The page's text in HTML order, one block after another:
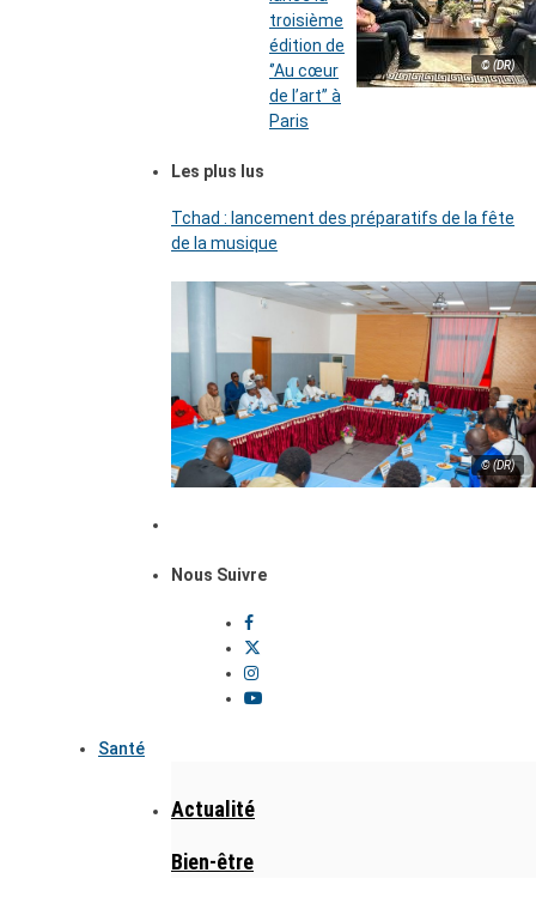
© (DR)
troisième
édition de
‘’Au cœur
de l’art’’ à
Paris
Les plus lus
Tchad : lancement des préparatifs de la fête
de la musique
© (DR)
Nous Suivre
Santé
Actualité
Bien-être